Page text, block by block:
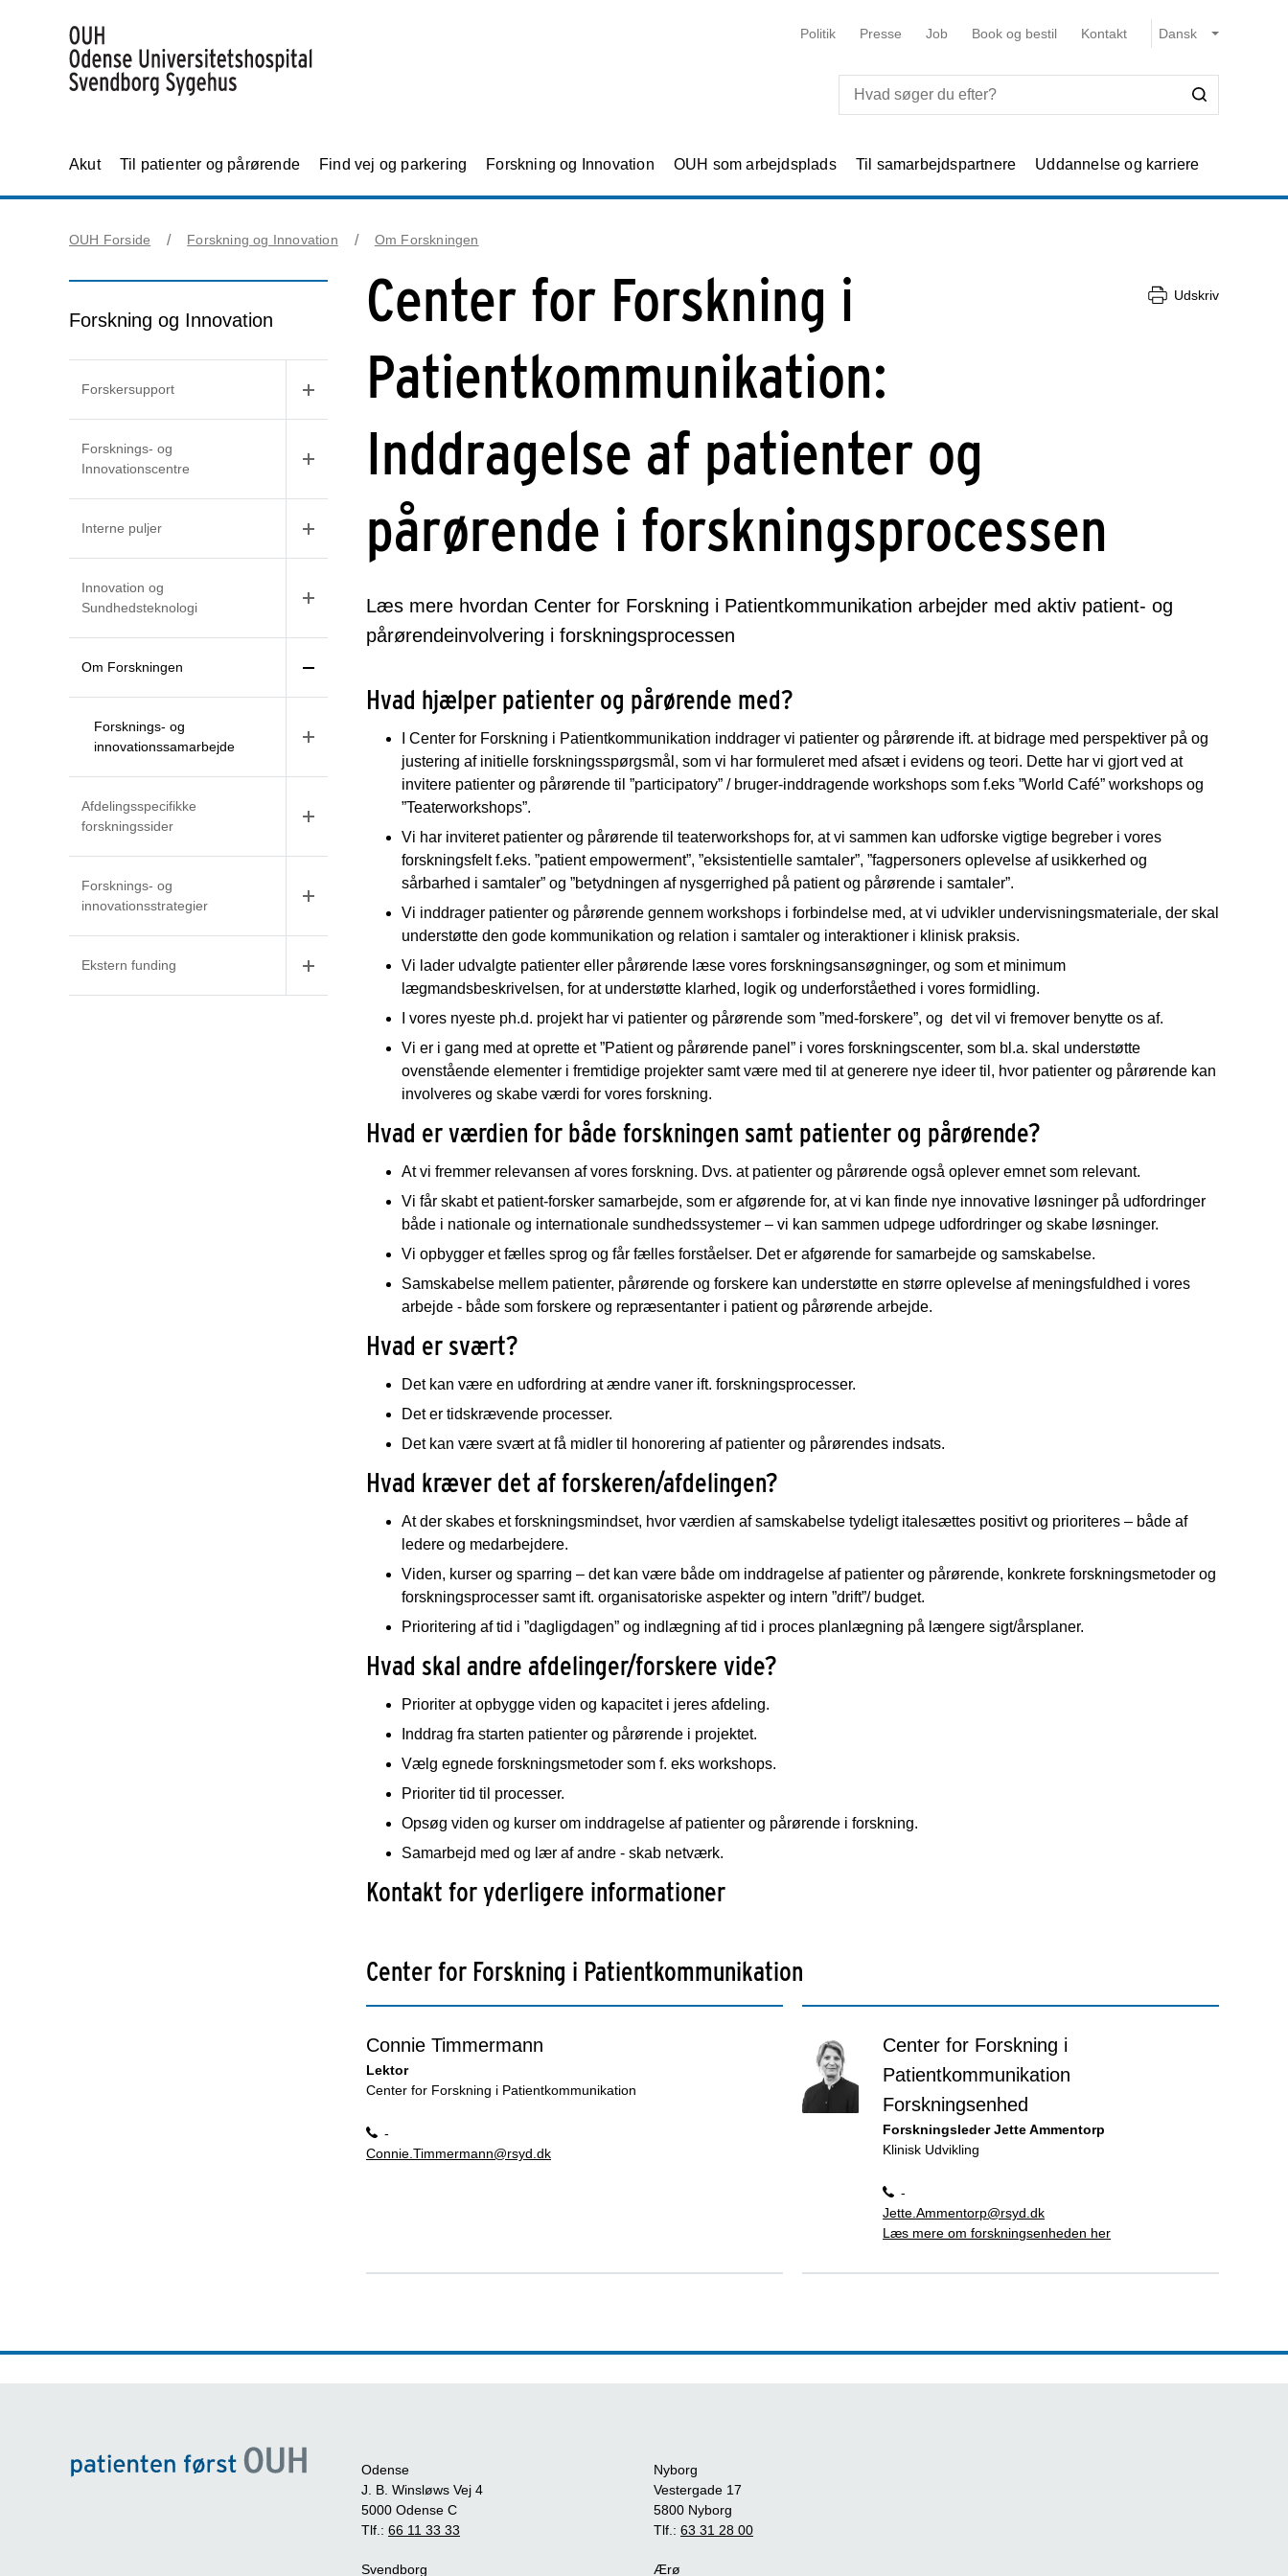
Politik Presse Job Book og bestil Kontakt
Akut Til patienter og pårørende Find vej og parkering Forskning og Innovation OUH som arbejdsplads Til samarbejdspartnere Uddannelse og karriere
OUH Forside Forskning og Innovation Om Forskningen
Forskning og Innovation
Forskersupport
Forsknings- og
Innovationscentre
Interne puljer
Innovation og
Sundhedsteknologi
Om Forskningen
Forsknings- og
innovationssamarbejde
Afdelingsspecifikke
forskningssider
Forsknings- og
innovationsstrategier
Ekstern funding
Center for Forskning i
Patientkommunikation:
Inddragelse af patienter og
pårørende i forskningsprocessen
Udskriv
Læs mere hvordan Center for Forskning i Patientkommunikation arbejder med aktiv patient- og
pårørendeinvolvering i forskningsprocessen
Hvad hjælper patienter og pårørende med?
I Center for Forskning i Patientkommunikation inddrager vi patienter og pårørende ift. at bidrage med perspektiver på og
justering af initielle forskningsspørgsmål, som vi har formuleret med afsæt i evidens og teori. Dette har vi gjort ved at
invitere patienter og pårørende til ”participatory” / bruger-inddragende workshops som f.eks ”World Café” workshops og
”Teaterworkshops”.
Vi har inviteret patienter og pårørende til teaterworkshops for, at vi sammen kan udforske vigtige begreber i vores
forskningsfelt f.eks. ”patient empowerment”, ”eksistentielle samtaler”, ”fagpersoners oplevelse af usikkerhed og
sårbarhed i samtaler” og ”betydningen af nysgerrighed på patient og pårørende i samtaler”.
Vi inddrager patienter og pårørende gennem workshops i forbindelse med, at vi udvikler undervisningsmateriale, der skal
understøtte den gode kommunikation og relation i samtaler og interaktioner i klinisk praksis.
Vi lader udvalgte patienter eller pårørende læse vores forskningsansøgninger, og som et minimum
lægmandsbeskrivelsen, for at understøtte klarhed, logik og underforståethed i vores formidling.
I vores nyeste ph.d. projekt har vi patienter og pårørende som ”med-forskere”, og det vil vi fremover benytte os af.
Vi er i gang med at oprette et ”Patient og pårørende panel” i vores forskningscenter, som bl.a. skal understøtte
ovenstående elementer i fremtidige projekter samt være med til at generere nye ideer til, hvor patienter og pårørende kan
involveres og skabe værdi for vores forskning.
Hvad er værdien for både forskningen samt patienter og pårørende?
At vi fremmer relevansen af vores forskning. Dvs. at patienter og pårørende også oplever emnet som relevant.
Vi får skabt et patient-forsker samarbejde, som er afgørende for, at vi kan finde nye innovative løsninger på udfordringer
både i nationale og internationale sundhedssystemer – vi kan sammen udpege udfordringer og skabe løsninger.
Vi opbygger et fælles sprog og får fælles forståelser. Det er afgørende for samarbejde og samskabelse.
Samskabelse mellem patienter, pårørende og forskere kan understøtte en større oplevelse af meningsfuldhed i vores
arbejde - både som forskere og repræsentanter i patient og pårørende arbejde.
Hvad er svært?
Det kan være en udfordring at ændre vaner ift. forskningsprocesser.
Det er tidskrævende processer.
Det kan være svært at få midler til honorering af patienter og pårørendes indsats.
Hvad kræver det af forskeren/afdelingen?
At der skabes et forskningsmindset, hvor værdien af samskabelse tydeligt italesættes positivt og prioriteres – både af
ledere og medarbejdere.
Viden, kurser og sparring – det kan være både om inddragelse af patienter og pårørende, konkrete forskningsmetoder og
forskningsprocesser samt ift. organisatoriske aspekter og intern ”drift”/ budget.
Prioritering af tid i ”dagligdagen” og indlægning af tid i proces planlægning på længere sigt/årsplaner.
Hvad skal andre afdelinger/forskere vide?
Prioriter at opbygge viden og kapacitet i jeres afdeling.
Inddrag fra starten patienter og pårørende i projektet.
Vælg egnede forskningsmetoder som f. eks workshops.
Prioriter tid til processer.
Opsøg viden og kurser om inddragelse af patienter og pårørende i forskning.
Samarbejd med og lær af andre - skab netværk.
Kontakt for yderligere informationer
Center for Forskning i Patientkommunikation
Connie Timmermann
Lektor
Center for Forskning i Patientkommunikation
-
Connie.Timmermann@rsyd.dk
Center for Forskning i
Patientkommunikation
Forskningsenhed
Forskningsleder Jette Ammentorp
Klinisk Udvikling
-
Jette.Ammentorp@rsyd.dk
Læs mere om forskningsenheden her
Odense
J. B. Winsløws Vej 4
5000 Odense C
Tlf.: 66 11 33 33
Svendborg
Nyborg
Vestergade 17
5800 Nyborg
Tlf.: 63 31 28 00
Ærø